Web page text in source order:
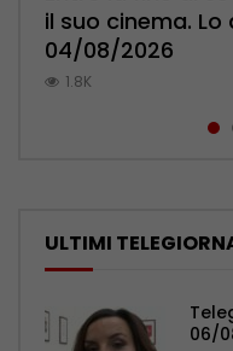
il suo cinema.
04/08/2026
1.8K
Pensionati: più
prossimità – 04/
1K
Polizia: impegno
– 05/08/2026
1K
l’ambulatorio
– 06/08/2026
780
palpeggiate al
05/08/2026
779
ULTIMI
06/